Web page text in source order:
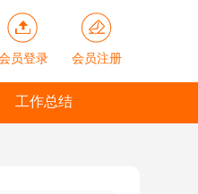
员登录 会员注册
工作总结